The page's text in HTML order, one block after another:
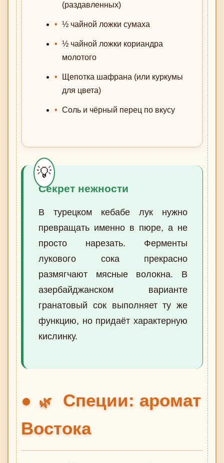
(раздавленных)
½ чайной ложки сумаха
½ чайной ложки кориандра
молотого
Щепотка шафрана (или куркумы
для цвета)
Соль и чёрный перец по вкусу
Секрет нежности
В турецком кебабе лук нужно
превращать именно в пюре, а не
просто нарезать. Ферменты
лукового сока прекрасно
размягчают мясные волокна. В
азербайджанском варианте
гранатовый сок выполняет ту же
функцию, но придаёт характерную
кислинку.
🌿
Специи: аромат
Востока